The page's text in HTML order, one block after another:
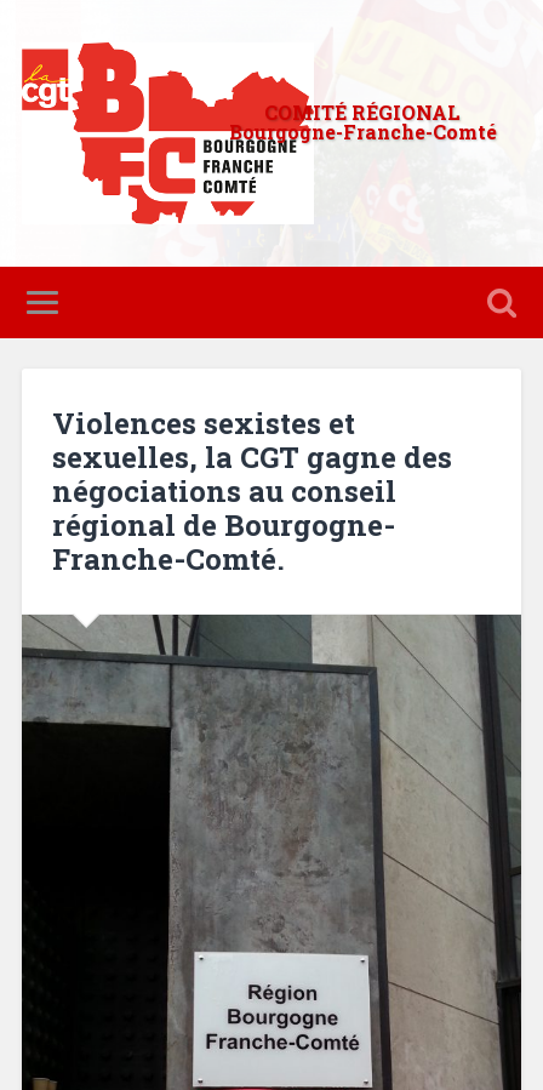
COMITÉ RÉGIONAL
Bourgogne-Franche-Comté
Violences sexistes et
sexuelles, la CGT gagne des
négociations au conseil
régional de Bourgogne-
Franche-Comté.